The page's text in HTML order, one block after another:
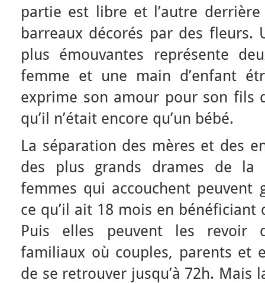
partie est libre et l’autre
barreaux décorés par des fleurs.
plus émouvantes représente
femme et une main d’enfant
exprime son amour pour son fils
qu’il n’était encore qu’un bébé.
La séparation des mères et des
des plus grands drames de la
femmes qui accouchent peuvent
ce qu’il ait 18 mois en bénéficiant
Puis elles peuvent les revoir
familiaux où couples, parents et
de se retrouver jusqu’à 72h. Mais